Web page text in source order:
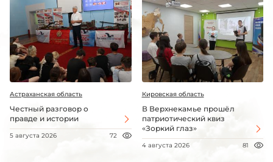
Астраханская область
Честный разговор о
правде и истории
5 августа 2026 72
Кировская область
В Верхнекамье прошёл
патриотический квиз
«Зоркий глаз»
4 августа 2026 81